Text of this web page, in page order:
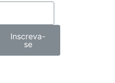
Inscreva-
se